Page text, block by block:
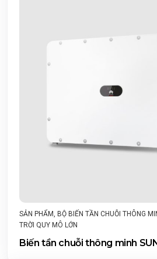
SẢN PHẨM, BỘ BIẾN TẦN CHUỖI THÔNG
TRỜI QUY MÔ LỚN
Biến tần chuỗi thông minh